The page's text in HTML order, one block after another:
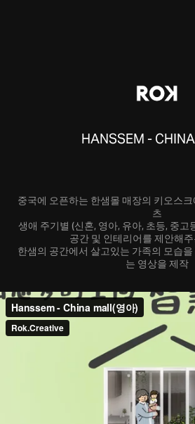
HANSSEM -
중국에 오픈하는 한샘몰 매장의 키오스
츠
생애 주기별 (신혼, 영아, 유아, 초등, 중고
공간 및 인테리어를 제안해
한샘의 공간에서 살고있는 가족의 모습
는 영상을 제작